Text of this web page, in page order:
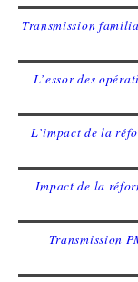
Transmission
L’essor des
L’impact de la
Impact de la
Transmission